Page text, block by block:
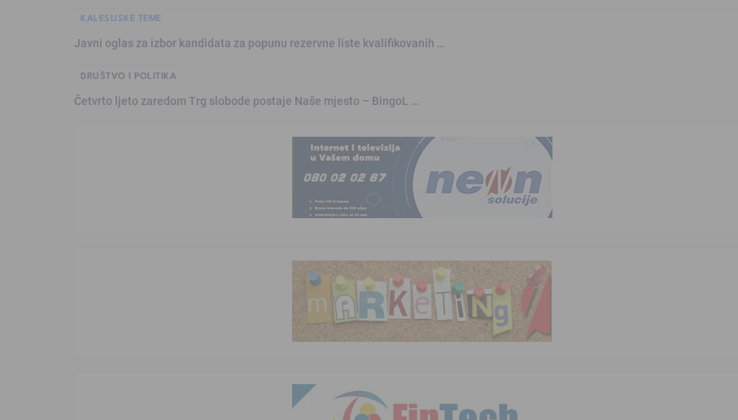
KALESIJSKE TEME
Javni oglas za izbor kandidata za popunu rezervne liste kvalifikovanih …
DRUŠTVO I POLITIKA
Četvrto ljeto zaredom Trg slobode postaje Naše mjesto – BingoL …